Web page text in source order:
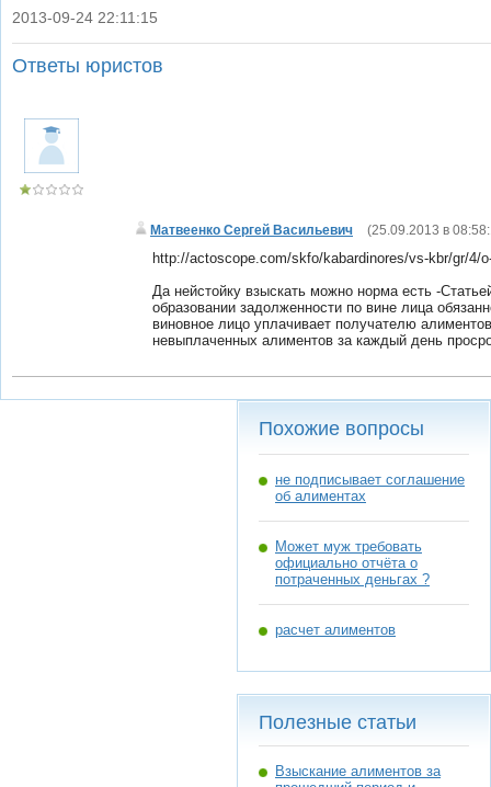
|
2013-09-24 22:11:15
Ответы юристов
Матвеенко Сергей Васильевич (25.09.2013 в
http://actoscope.com/skfo/kabardinores/vs-kbr/gr/4/
Да нейстойку взыскать можно норма есть -
образовании задолженности по вине лица
виновное лицо уплачивает получателю
невыплаченных алиментов за каждый день
Похожие вопросы
не подписывает соглашение
об алиментах
Может муж требовать
официально отчёта о
потраченных деньгах ?
расчет алиментов
Полезные статьи
Взыскание алиментов за